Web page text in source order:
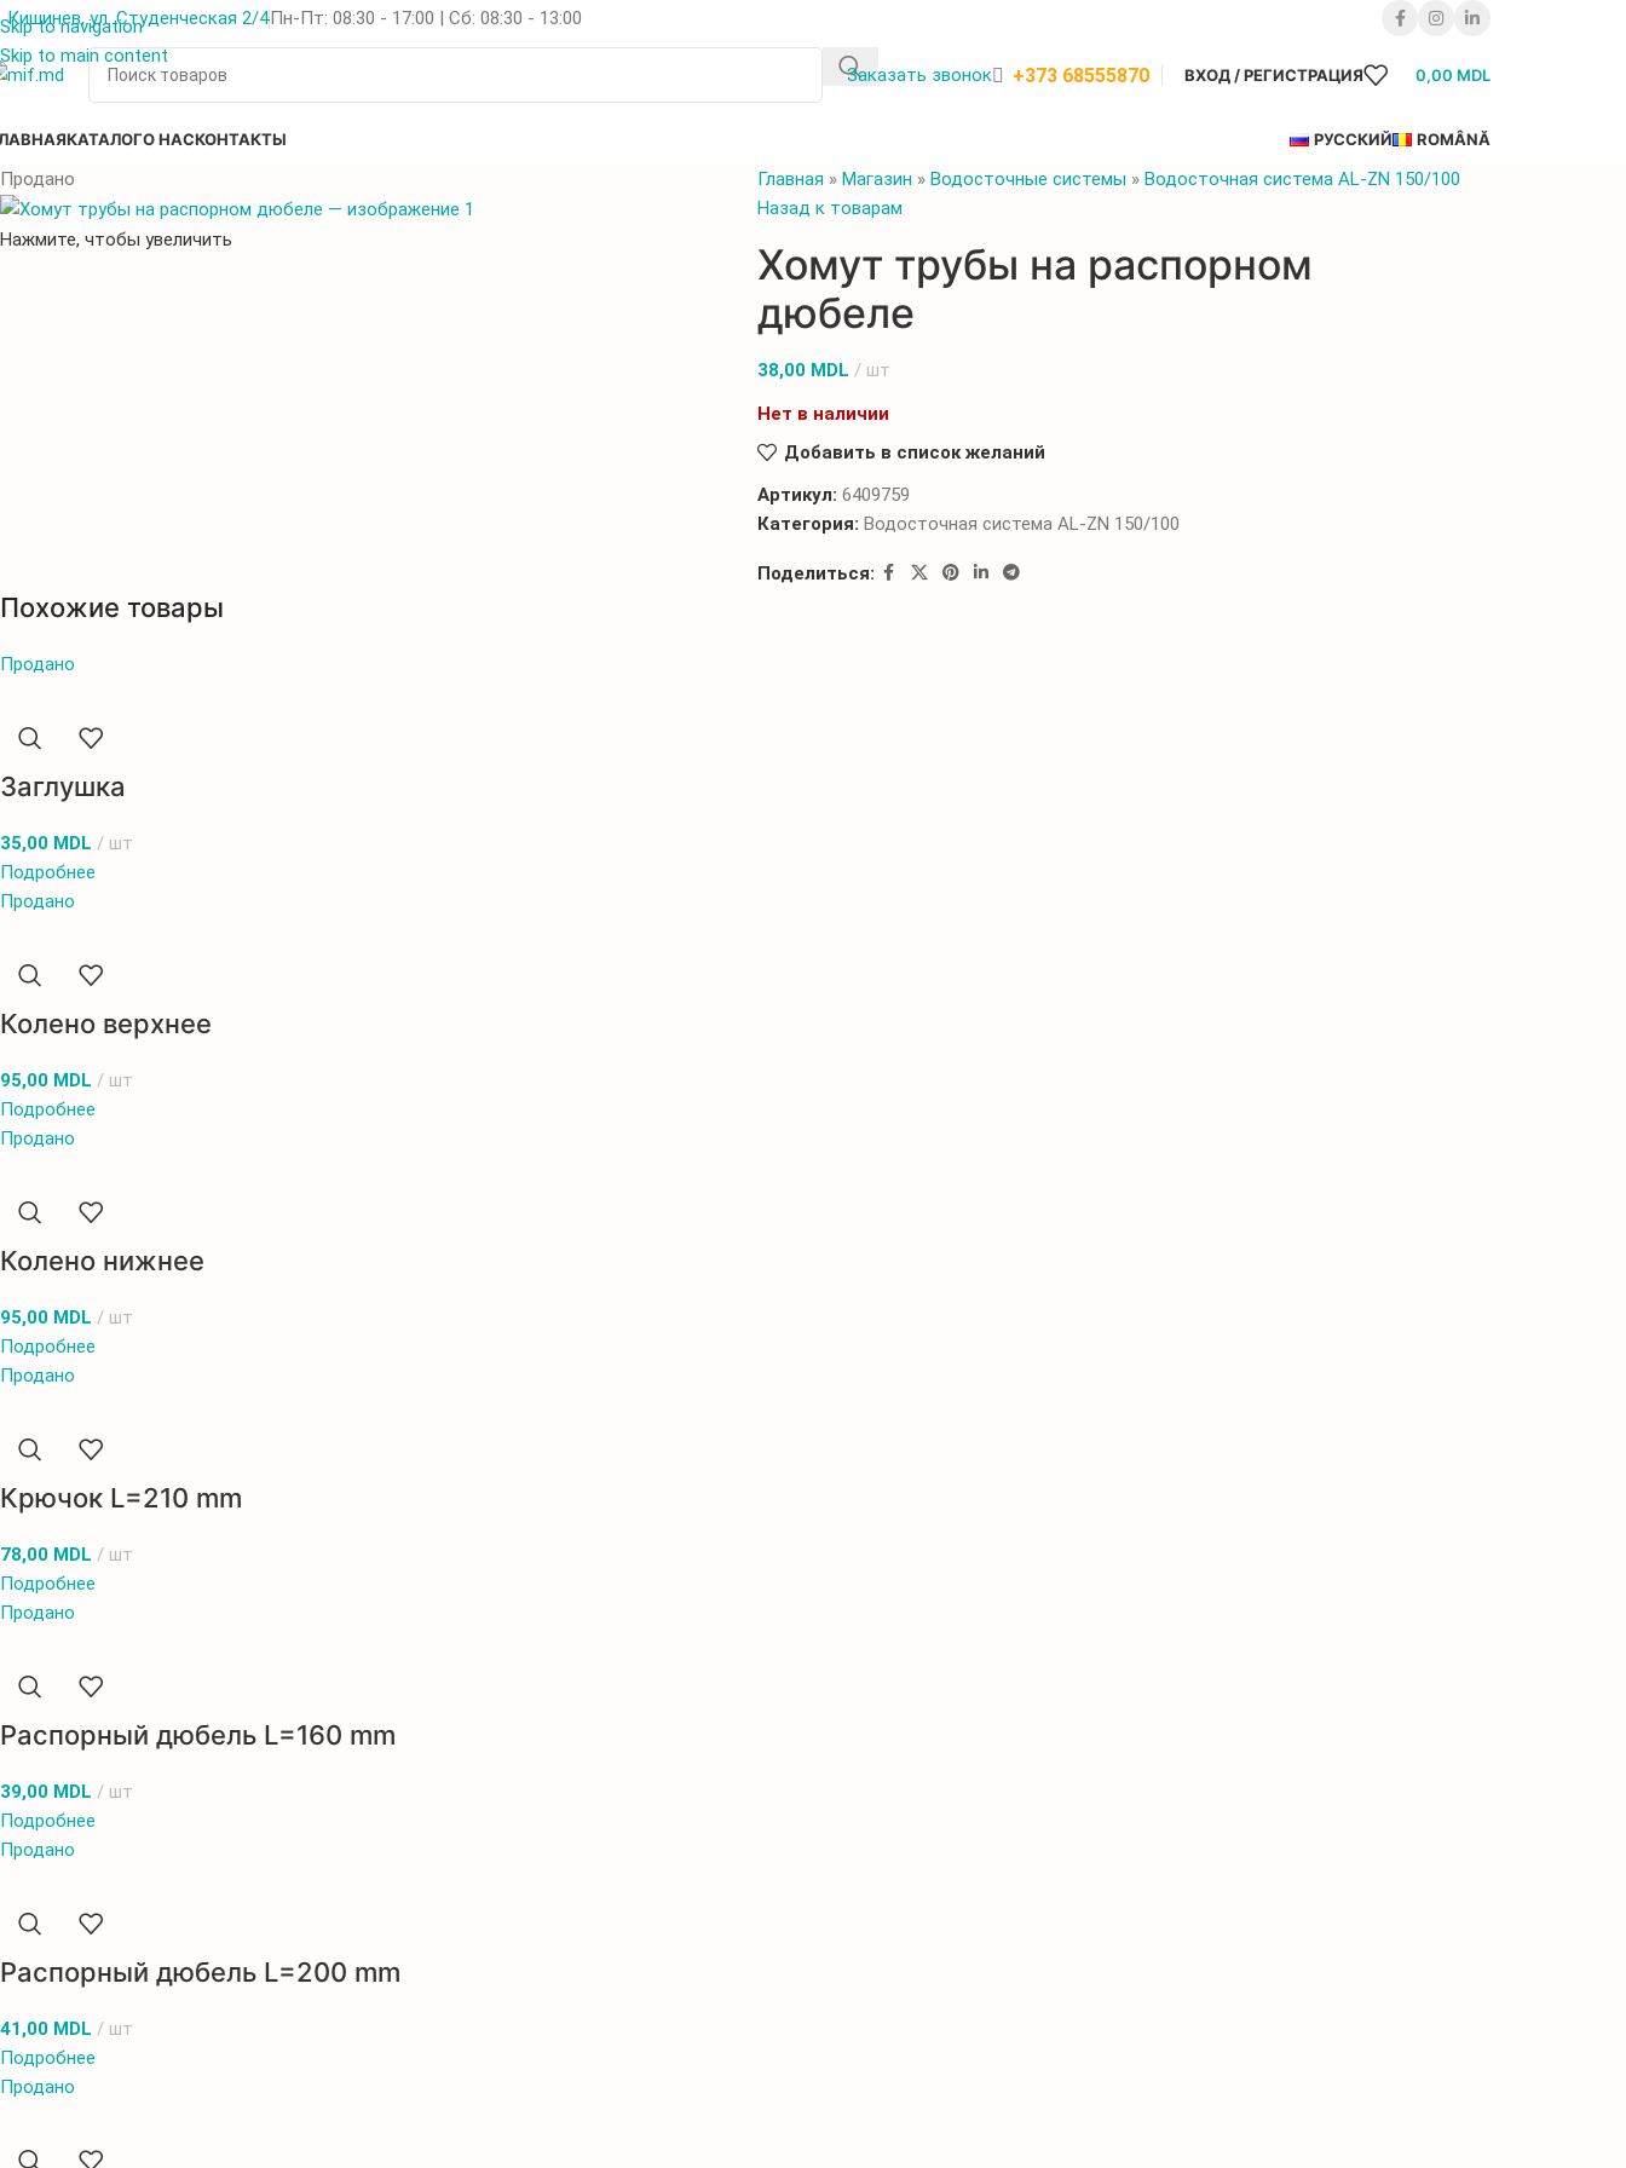
Skip to navigation
Skip to main content
Кишинев, ул. Студенческая 2/4Пн-Пт: 08:30 - 17:00 | Сб: 08:30 - 13:00
Заказать звонок +373 68555870 ВХОД / РЕГИСТРАЦИЯ 0,00 MDL
КАТАЛОГО НАСКОНТАКТЫ РУССКИЙ ROMÂNĂ
Продано
Нажмите, чтобы увеличить
Главная » Магазин » Водосточные системы » Водосточная система AL-ZN 150/100
Назад к товарам
Хомут трубы на распорном
дюбеле
38,00 MDL
шт
Нет в наличии
Добавить в список желаний
Артикул: 6409759
Категория: Водосточная система AL-ZN 150/100
Поделиться:
Похожие товары
Продано
Заглушка
35,00 MDL
шт
Подробнее
Продано
Колено верхнее
95,00 MDL
шт
Подробнее
Продано
Колено нижнее
95,00 MDL
шт
Подробнее
Продано
Крючок L=210 mm
78,00 MDL
шт
Подробнее
Продано
Распорный дюбель L=160 mm
39,00 MDL
шт
Подробнее
Продано
Распорный дюбель L=200 mm
41,00 MDL
шт
Подробнее
Продано